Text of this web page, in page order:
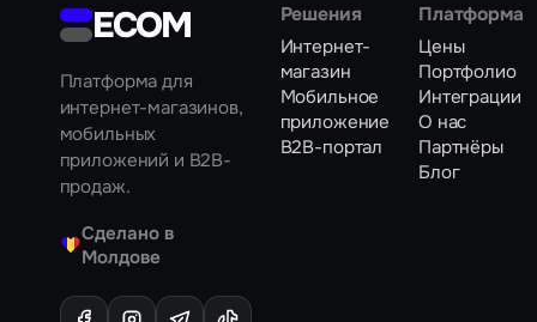
ECOM
Платформа для
интернет-магазинов,
мобильных
приложений и B2B-
продаж.
♥Сделано в
Молдове
Решения
Интернет-
магазин
Мобильное
приложение
B2B-портал
Платформа
Цены
Портфолио
Интеграции
О нас
Партнёры
Блог